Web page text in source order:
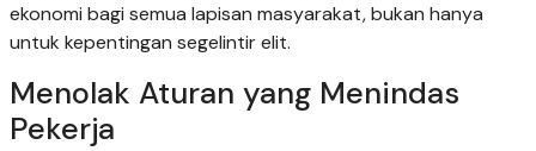
ekonomi bagi semua lapisan masyarakat, bukan hanya
untuk kepentingan segelintir elit.
Menolak Aturan yang Menindas
Pekerja